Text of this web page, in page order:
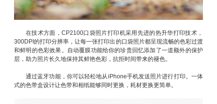
在技术方面，CP2100口袋照片打印机采用先进的热升华打印技术，
300DPI的打印分辨率，让每一张打印出的口袋照片都呈现流畅的色彩过渡
和鲜明的色彩效果。自动覆膜功能给你的珍贵回忆添加了一道额外的保护
层，助力照片长久地保持其鲜艳色彩，抗拒时间带来的褪色。
通过蓝牙功能，你可以轻松地从iPhone手机发送照片进行打印。一体
式的色带盒设计让色带和相纸能够同时更换，耗材更换更简单。